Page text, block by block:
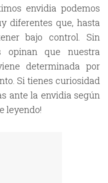
envidia podemos
diferentes que, hasta
bajo control. Sin
opinan que nuestra
determinada por
Si tienes curiosidad
ante la envidia según
leyendo!